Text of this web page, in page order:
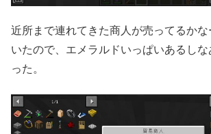
近所まで連れてきた商人が売ってるか
いたので、エメラルドいっぱいあるしな
った。